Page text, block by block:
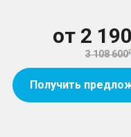
от 2
3 108 600
Получить